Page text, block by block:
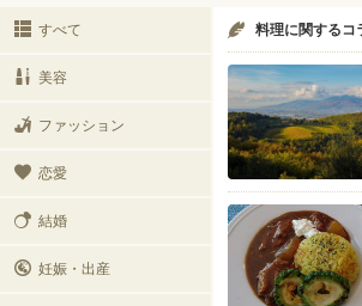
すべて
美容
ファッション
恋愛
結婚
妊娠・出産
料理に関するコ